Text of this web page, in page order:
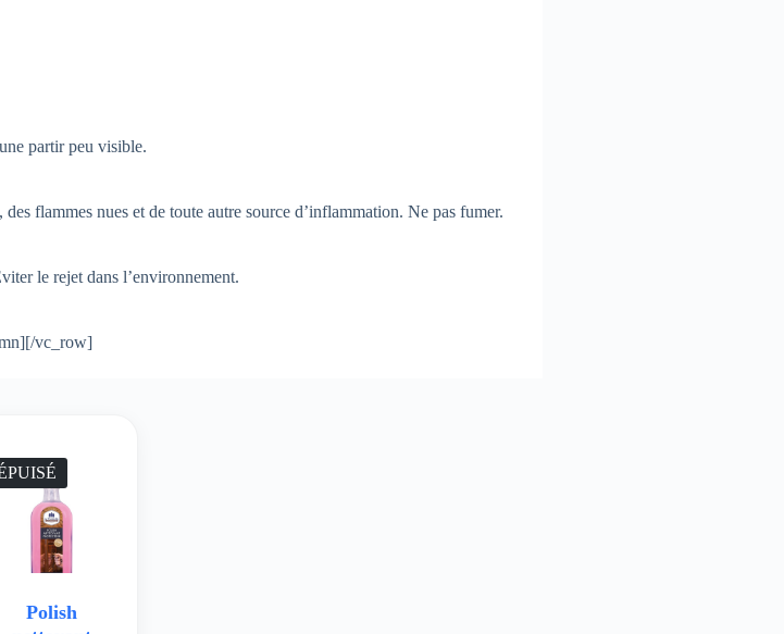
partir peu visible.
flammes nues et de toute autre source d’inflammation. Ne pas fumer.
le rejet dans l’environnement.
vc_row]
Polish